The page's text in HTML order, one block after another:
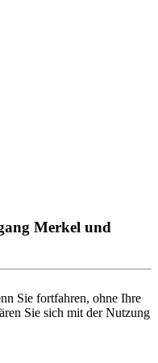
Merkel und
Sie fortfahren, ohne Ihre
Sie sich mit der Nutzung